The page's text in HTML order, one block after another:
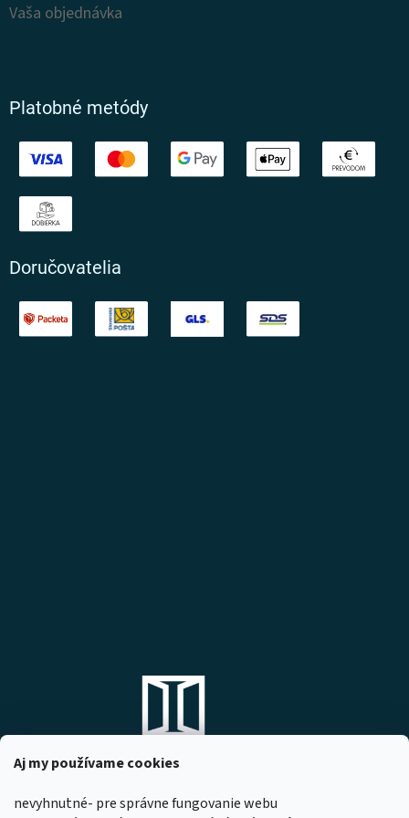
Aj my používame cookies
nevyhnutné- pre správne fungovanie webu
Vaša objednávka
Platobné metódy
Doručovatelia